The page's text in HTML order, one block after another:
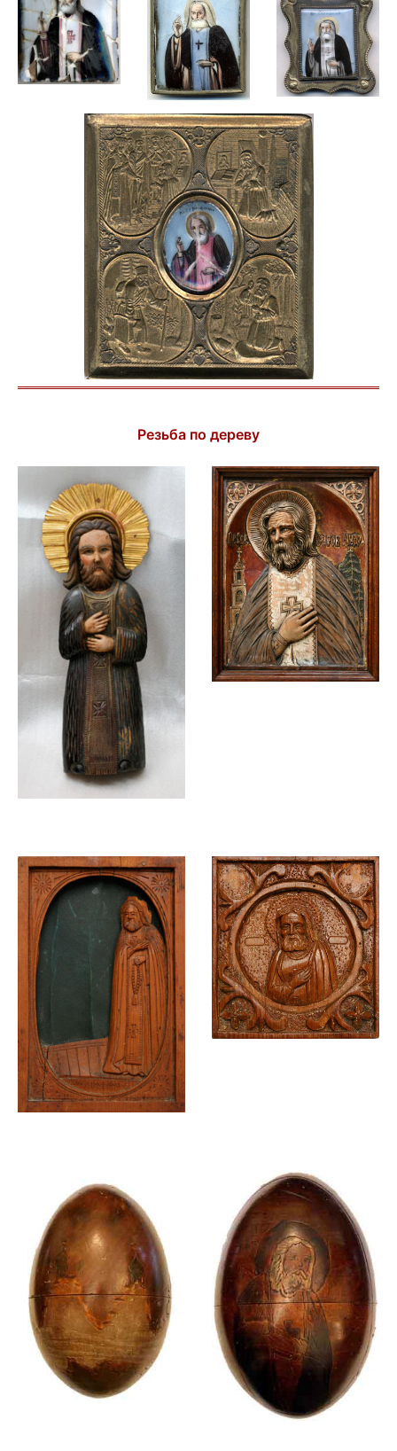
Резьба по дереву